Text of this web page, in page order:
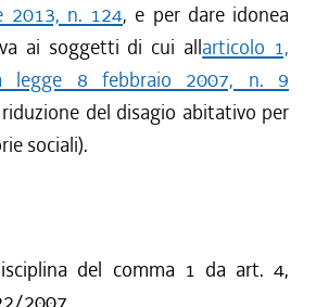
2013, n. 124, e per dare idonea
ai soggetti di cui allarticolo 1,
legge 8 febbraio 2007, n. 9
del disagio abitativo per
sociali).
del comma 1 da art. 4,